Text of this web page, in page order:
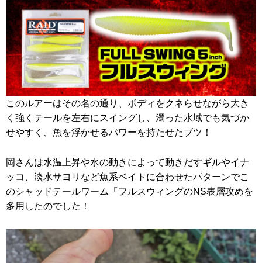
このルアーはその名の通り、ボディをクネらせながら大き
く強くテールを左右にスイングし、濁った水域でも気づか
せやすく、魚を浮かせるパワーを持たせたブツ！
岡さんは水温上昇や水の動きによって動きだすギルやイナ
ッコ、淡水サヨリなど魚系ベイトに合わせたパターンでこ
のシャッドテールワーム「フルスウィングのNS表層攻めを
多用したのでした！